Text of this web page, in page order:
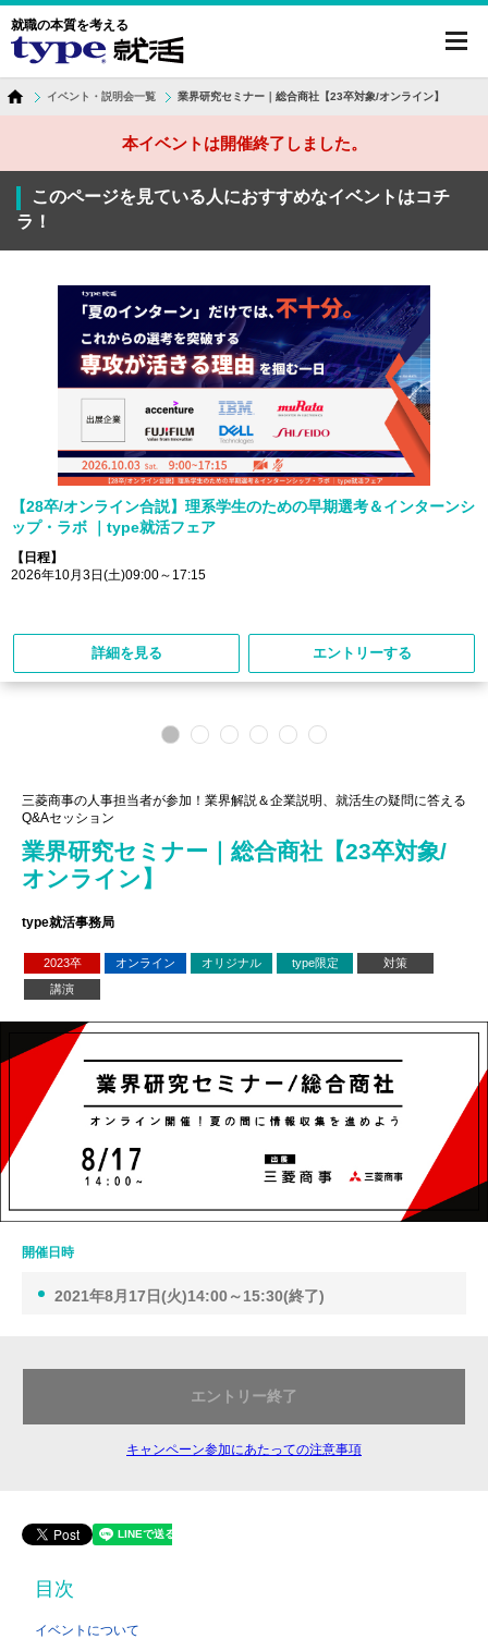
就職の本質を考える
イベント・説明会一覧 業界研究セミナー｜総合商社【23卒対象/オンライン】
本イベントは開催終了しました。
このページを見ている人におすすめなイベントはコチ
ラ！
【28卒/オンライン合説】理系学生のための早期選考＆インターンシ
ップ・ラボ ｜type就活フェア
【日程】
2026年10月3日(土)09:00～17:15
詳細を見る エントリーする
三菱商事の人事担当者が参加！業界解説＆企業説明、就活生の疑問に答える
Q&Aセッション
業界研究セミナー｜総合商社【23卒対象/
オンライン】
type就活事務局
2023卒 オンライン オリジナル type限定
対策
講演
開催日時
2021年8月17日(火)14:00～15:30(終了)
エントリー終了
キャンペーン参加にあたっての注意事項
目次
イベントについて